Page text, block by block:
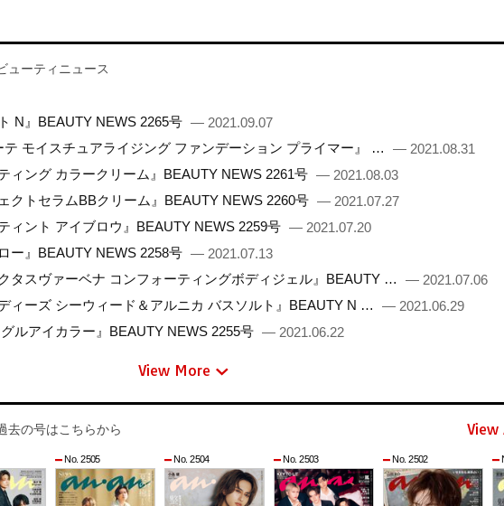
ューティニュース
N』BEAUTY NEWS 2265号 — 2021.09.07
テ モイスチュアライジング ファンデーション プライマー』 …
— 2021.08.31
ィング カラークリーム』BEAUTY NEWS 2261号 — 2021.08.03
クトセラムBBクリーム』BEAUTY NEWS 2260号 — 2021.07.27
ィント アイブロウ』BEAUTY NEWS 2259号 — 2021.07.20
ー』BEAUTY NEWS 2258号 — 2021.07.13
タスヴァーベナ コンフォーティングボディジェル』BEAUTY …
— 2021.07.06
ィーズ シーウィード＆アルニカ バスソルト』BEAUTY N …
— 2021.06.29
ルアイカラー』BEAUTY NEWS 2255号 — 2021.06.22
View More
去の号はこちらから View
No. 2505 No. 2504 No. 2503 No. 2502